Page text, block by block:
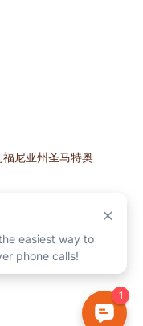
尼亚州圣马特奥